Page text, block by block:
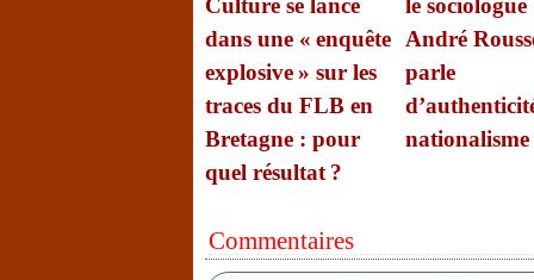
Culture se lance
dans une « enquête
explosive » sur les
traces du FLB en
Bretagne : pour
quel résultat ?
le sociologue
André
parle
nationalisme
Commentaires